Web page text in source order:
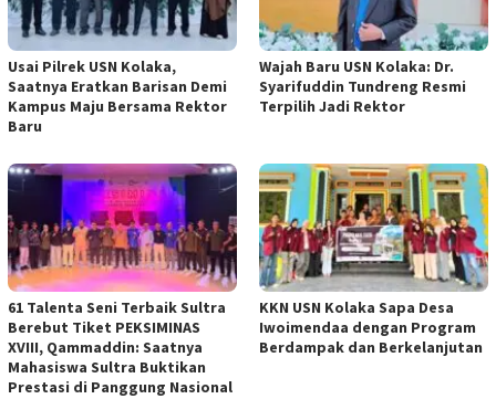
Usai Pilrek USN Kolaka,
Saatnya Eratkan Barisan Demi
Kampus Maju Bersama Rektor
Baru
Wajah Baru USN Kolaka: Dr.
Syarifuddin Tundreng Resmi
Terpilih Jadi Rektor
61 Talenta Seni Terbaik Sultra
Berebut Tiket PEKSIMINAS
XVIII, Qammaddin: Saatnya
Mahasiswa Sultra Buktikan
Prestasi di Panggung Nasional
KKN USN Kolaka Sapa Desa
Iwoimendaa dengan Program
Berdampak dan Berkelanjutan